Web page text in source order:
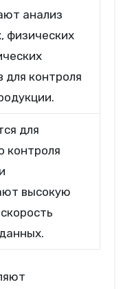
анализ
физических
для контроля
для
контроля
высокую